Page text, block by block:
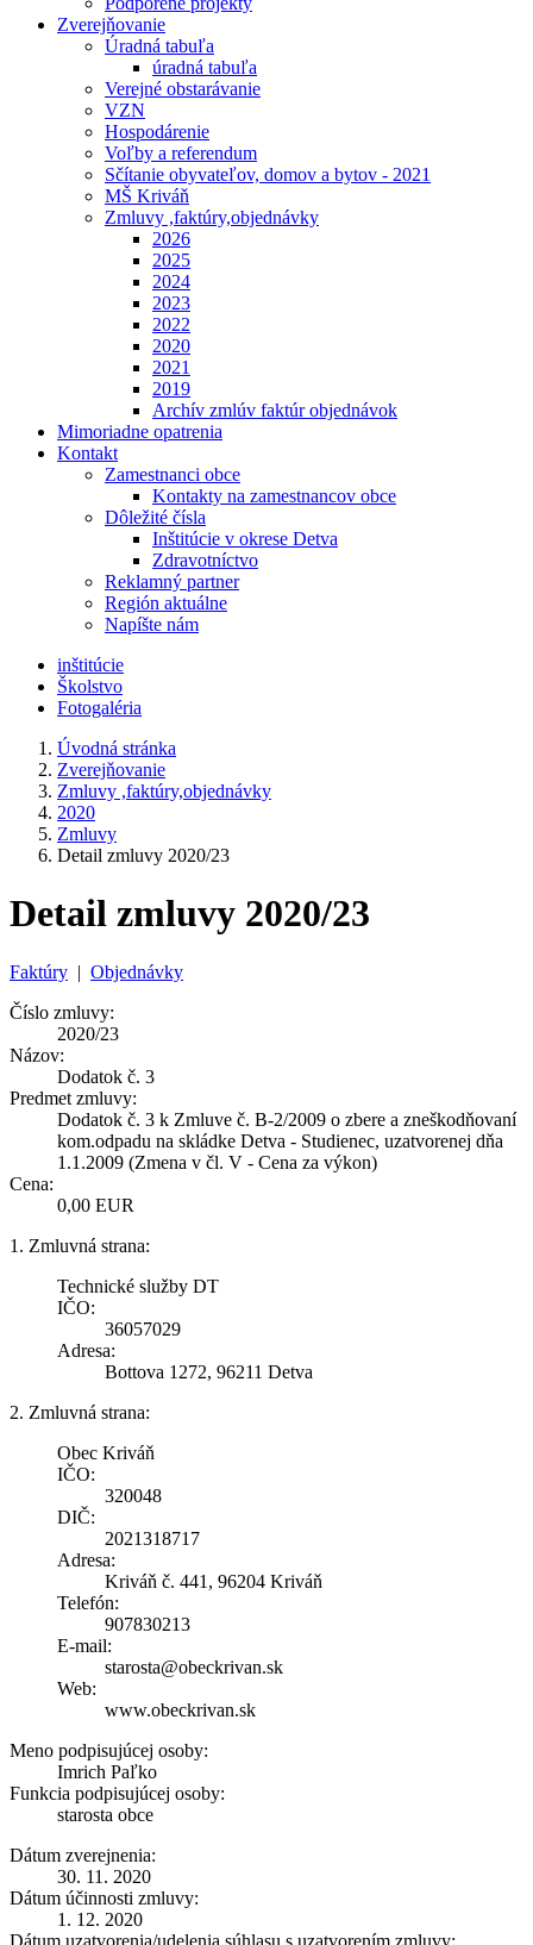
Zverejňovanie
Úradná tabuľa
úradná tabuľa
Verejné obstarávanie
VZN
Hospodárenie
Voľby a referendum
Sčítanie obyvateľov, domov a bytov - 2021
MŠ Kriváň
Zmluvy ,faktúry,objednávky
2026
2025
2024
2023
2022
2020
2021
2019
Archív zmlúv faktúr objednávok
Mimoriadne opatrenia
Kontakt
Zamestnanci obce
Kontakty na zamestnancov obce
Dôležité čísla
Inštitúcie v okrese Detva
Zdravotníctvo
Reklamný partner
Región aktuálne
Napíšte nám
inštitúcie
Školstvo
Fotogaléria
Úvodná stránka
Zverejňovanie
Zmluvy ,faktúry,objednávky
2020
Zmluvy
Detail zmluvy 2020/23
Detail zmluvy 2020/23
Faktúry | Objednávky
Číslo zmluvy:
2020/23
Názov:
Dodatok č. 3
Predmet zmluvy:
Dodatok č. 3 k Zmluve č. B-2/2009 o zbere a zneškodňovaní
kom.odpadu na skládke Detva - Studienec, uzatvorenej dňa
1.1.2009 (Zmena v čl. V - Cena za výkon)
Cena:
0,00 EUR
1. Zmluvná strana:
Technické služby DT
IČO:
36057029
Adresa:
Bottova 1272, 96211 Detva
2. Zmluvná strana:
Obec Kriváň
IČO:
320048
DIČ:
2021318717
Adresa:
Kriváň č. 441, 96204 Kriváň
Telefón:
907830213
E-mail:
starosta@obeckrivan.sk
Web:
www.obeckrivan.sk
Meno podpisujúcej osoby:
Imrich Paľko
Funkcia podpisujúcej osoby:
starosta obce
Dátum zverejnenia:
30. 11. 2020
Dátum účinnosti zmluvy:
1. 12. 2020
Dátum uzatvorenia/udelenia súhlasu s uzatvorením zmluvy: